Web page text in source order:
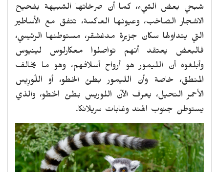
شبحي بعض الشيء، كما أن صرخاتها الشبيهة بفحيح
الاشجار الصاخب، وعيونها العاكسة، تتفق مع الأساطير
التي يتداولها سكان جزيرة مدغشقر، مستوطنها الرئيسي،
فالبعض يعتقد أنهم تواصلوا معكارلوس لينيوس
وأبلغوه أن الليمور هو أرواح أسلافهم، وهو ما يخالف
المنطق، خاصة وأن الليمور بطئ الخطو، أو اللُورِيس
الأحمر النحيل، يعرف الآن اللوريس بطئ الخطو، والذي
يستوطن جنوب الهند وغابات سريلانكا.